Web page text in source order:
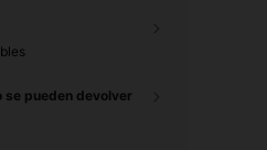
se pueden devolver